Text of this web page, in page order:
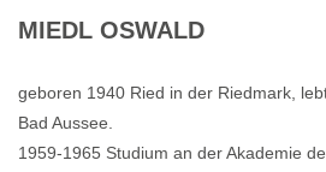
MIEDL OSWALD
geboren 1940 Ried in der Riedmark,
Bad Aussee.
1959-1965 Studium an der Akademie